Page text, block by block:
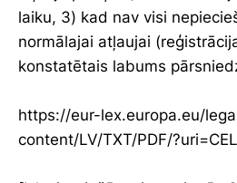
laiku, 3) kad nav visi
normālajai atļaujai
konstatētais labums
https://eur-lex.europa.eu/
content/LV/TXT/PDF/